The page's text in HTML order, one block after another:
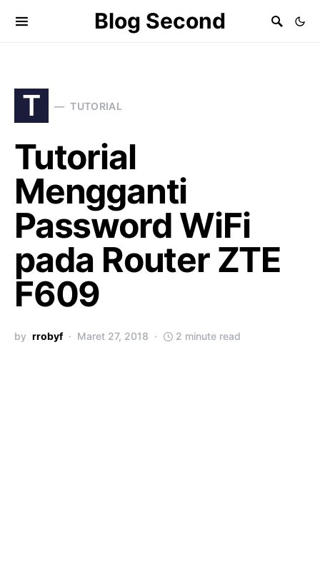
Blog Second
T TUTORIAL
Tutorial
Mengganti
Password WiFi
pada Router ZTE
F609
by rrobyf Maret 27, 2018 2 minute read